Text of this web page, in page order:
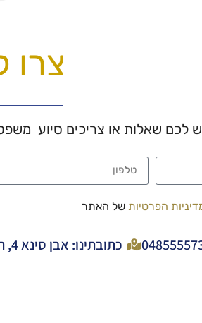
לכם שאלות או צריכים סיוע
הפרטיות של האתר
כתובתינו: אבן סינא 4, ת.ד. 4174 חיפה 33111